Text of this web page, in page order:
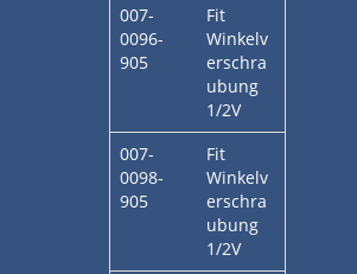
007-
0096-
905
Fit
Winkelv
erschra
ubung
1/2V
007-
0098-
905
Fit
Winkelv
erschra
ubung
1/2V